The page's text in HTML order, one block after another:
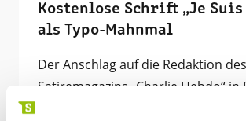
Kostenlose Schrift „Je
als Typo-Mahnmal
Der Anschlag auf die Redaktion des
Satiremagazins „Charlie Hebdo“ in
vergangenen Mittwoch und die